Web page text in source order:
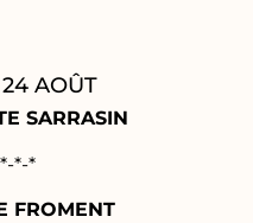
AOÛT
SARRASIN
*-*
FROMENT